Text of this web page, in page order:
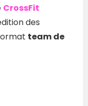
CrossFit
des
team de